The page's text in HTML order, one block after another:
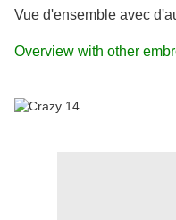
Vue d'ensemble avec
Overview with other